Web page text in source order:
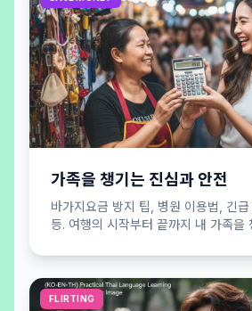
가족을 챙기는 진심과 안전
바가지요금 방지 팁, 병원 이용법, 긴
등. 여행의 시작부터 끝까지 내 가족을
FLIRTING